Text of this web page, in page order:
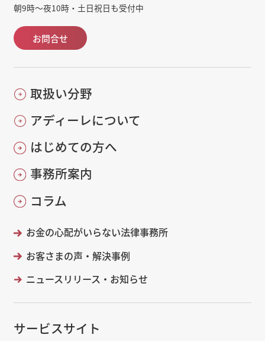
朝9時～夜10時・土日祝日も受付中
お問合せ
取扱い分野
アディーレについて
はじめての方へ
事務所案内
コラム
お金の心配がいらない法律事務所
お客さまの声・解決事例
ニュースリリース・お知らせ
サービスサイト